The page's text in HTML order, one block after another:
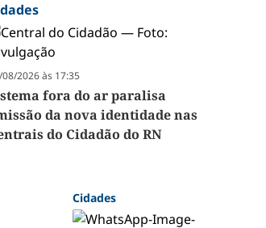
2026 às 17:35
fora do ar paralisa
da nova identidade nas
do Cidadão do RN
Cidades